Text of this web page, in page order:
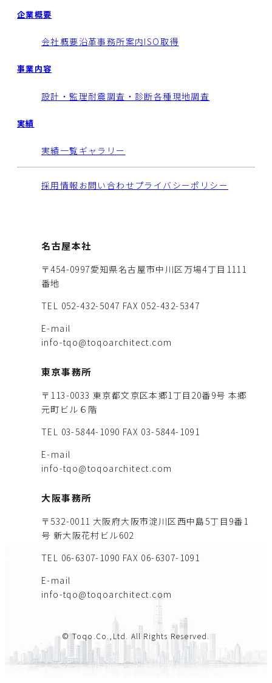
企業概要
会社概要沿革事務所案内ISO取得
事業内容
設計・監理耐震調査・診断各種現地調査
実績
実績一覧 ギャラリー
採用情報 お問い合わせ プライバシーポリシー
名古屋本社
〒454-0997愛知県名古屋市中川区万場4丁目1111
番地
TEL 052-432-5047 FAX 052-432-5347
E-mail
info-tqo@toqoarchitect.com
東京事務所
〒113-0033 東京都文京区本郷1丁目20番9号 本郷
元町ビル６階
TEL 03-5844-1090 FAX 03-5844-1091
E-mail
info-tqo@toqoarchitect.com
大阪事務所
〒532-0011 大阪府大阪市淀川区西中島5丁目9番1
号 新大阪花村ビル602
TEL 06-6307-1090 FAX 06-6307-1091
E-mail
info-tqo@toqoarchitect.com
© Toqo.Co.,Ltd. All Rights Reserved.